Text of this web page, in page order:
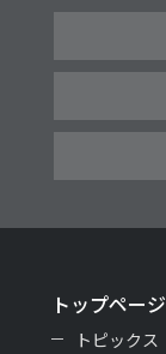
トップページ
トピックス